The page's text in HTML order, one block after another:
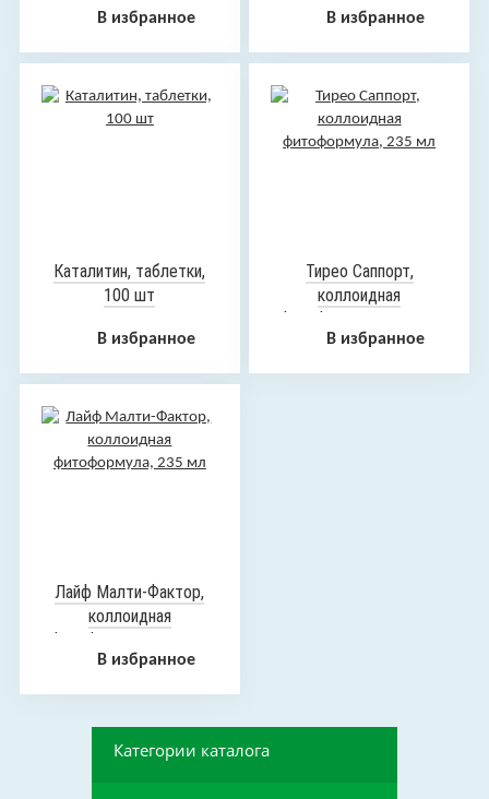
В избранное В избранное
Каталитин, таблетки,
100 шт
В избранное
Тирео Саппорт,
коллоидная
фитоформула, 235 мл
В избранное
Лайф Малти-Фактор,
коллоидная
фитоформула, 235 мл
В избранное
Категории каталога